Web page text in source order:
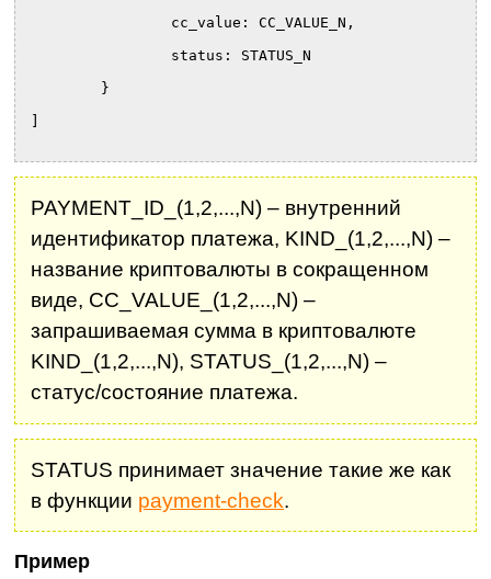
		cc_value: CC_VALUE_N,
		status: STATUS_N
	}
PAYMENT_ID_(1,2,...,N) – внутренний
идентификатор платежа, KIND_(1,2,...,N) –
название криптовалюты в сокращенном
виде, CC_VALUE_(1,2,...,N) –
запрашиваемая сумма в криптовалюте
KIND_(1,2,...,N), STATUS_(1,2,...,N) –
статус/состояние платежа.
STATUS принимает значение такие же как
в функции payment-check.
Пример